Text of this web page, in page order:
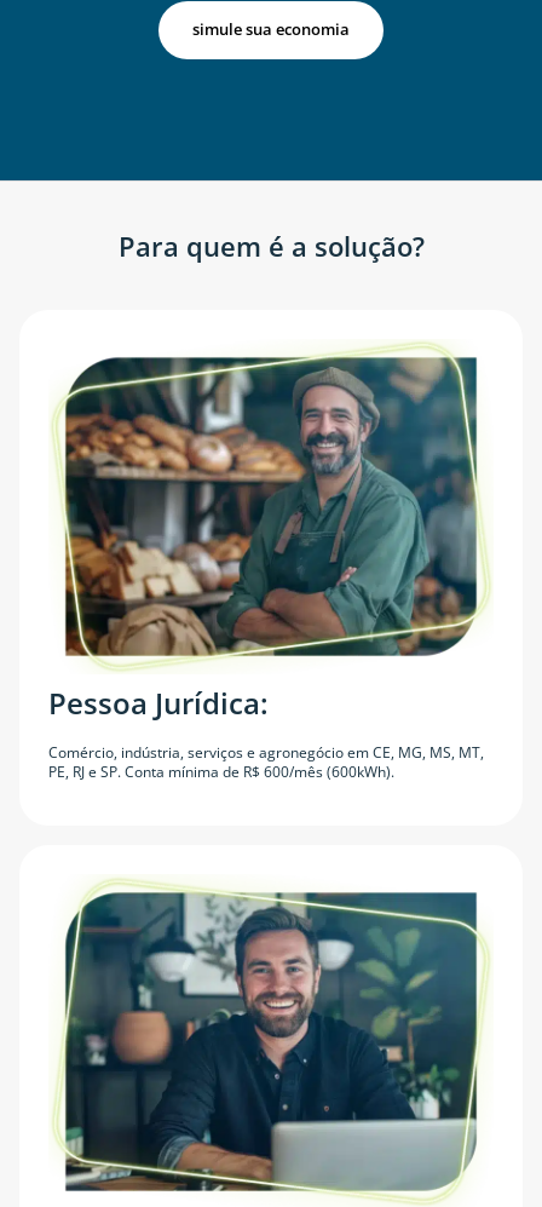
simule sua economia
Para quem é a solução?
Pessoa Jurídica:
Comércio, indústria, serviços e agronegócio em CE, MG, MS, MT,
PE, RJ e SP. Conta mínima de R$ 600/mês (600kWh).